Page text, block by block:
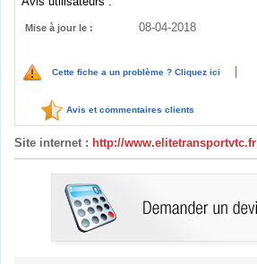
Mise à jour le : 08-04-2018
Cette fiche a un problème ? Cliquez ici
Avis et commentaires clients
Site internet : http://www.elitetransportvtc.fr